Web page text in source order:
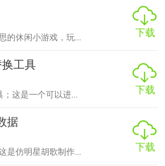
战斗。游戏以更高水平的操
象。
的休闲小游戏，玩...
下载
工具
；这是一个可以进...
下载
据
是仿明星胡歌制作...
下载